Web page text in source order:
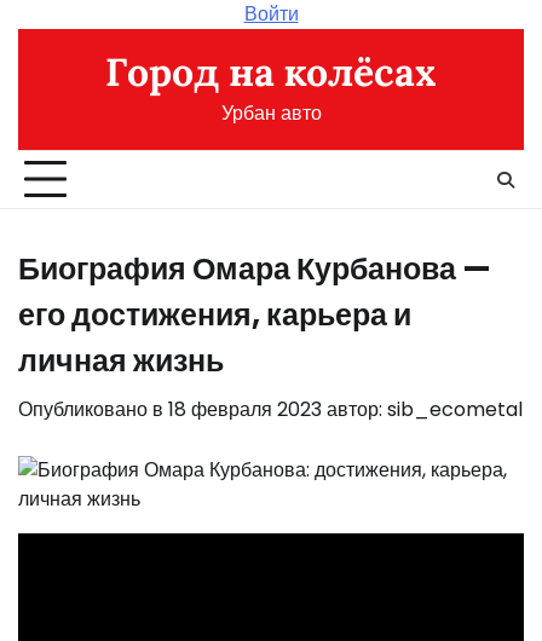
содержимому
Войти
Город на колёсах
Урбан авто
Биография Омара Курбанова —
его достижения, карьера и
личная жизнь
Опубликовано в 18 февраля 2023автор: sib_ecometal